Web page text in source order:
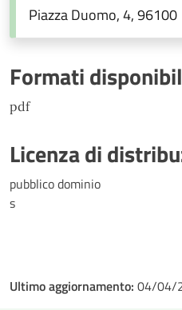
Piazza Duomo, 4, 96100
Formati
pdf
Licenza di
pubblico dominio
s
Ultimo aggiornamento: 04/04/